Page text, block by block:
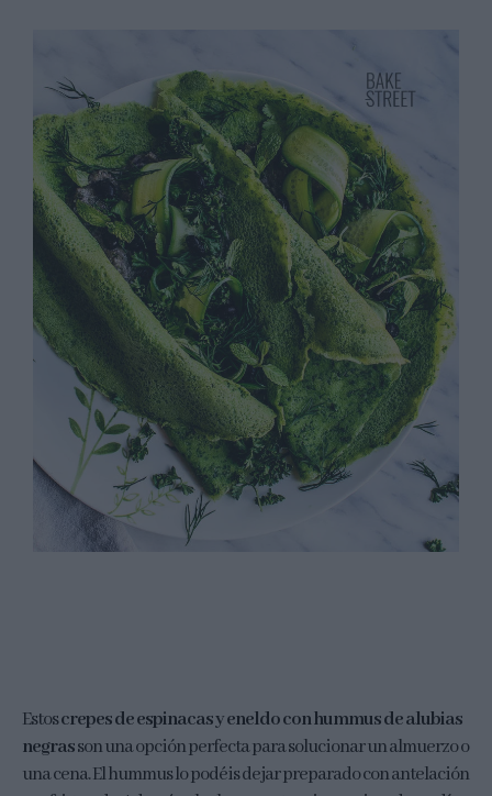
Estoscrepes de espinacas y eneldo con hummus de alubias
negrasson una opción perfecta para solucionar un almuerzo o
una cena. El hummus lo podéis dejar preparado con antelación